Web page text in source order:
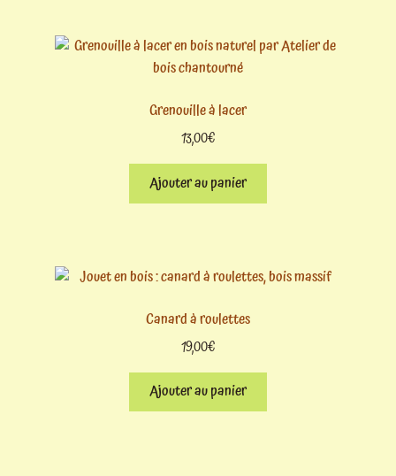
Grenouille à lacer
13,00€
Ajouter au panier
Canard à roulettes
19,00€
Ajouter au panier